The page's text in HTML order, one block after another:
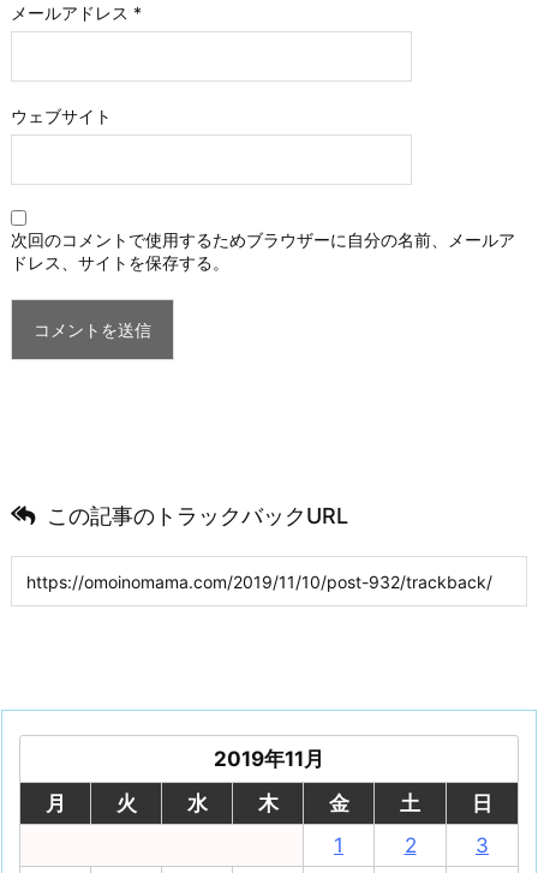
メールアドレス *
ウェブサイト
次回のコメントで使用するためブラウザーに自分の名前、メールア
ドレス、サイトを保存する。
この記事のトラックバックURL
2019年11月
月
火 水 木 金 土
日
1
2
3